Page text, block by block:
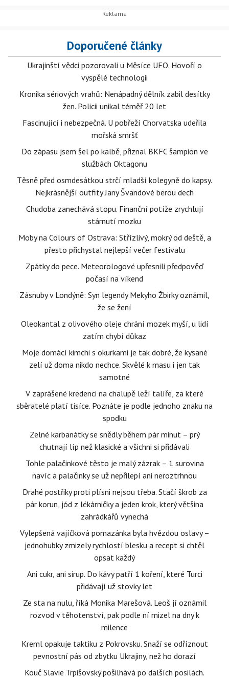
Doporučené články
Ukrajinští vědci pozorovali u Měsíce UFO. Hovoří o
vyspělé technologii
Kronika sériových vrahů: Nenápadný dělník zabil desítky
žen. Policii unikal téměř 20 let
Fascinující i nebezpečná. U pobřeží Chorvatska udeřila
mořská smršť
Do zápasu jsem šel po kalbě, přiznal BKFC šampion ve
službách Oktagonu
Těsně před osmdesátkou strčí mladší kolegyně do kapsy.
Nejkrásnější outfity Jany Švandové berou dech
Chudoba zanechává stopu. Finanční potíže zrychlují
stárnutí mozku
Moby na Colours of Ostrava: Střízlivý, mokrý od deště, a
přesto přichystal nejlepší večer festivalu
Zpátky do pece. Meteorologové upřesnili předpověď
počasí na víkend
Zásnuby v Londýně: Syn legendy Mekyho Žbirky oznámil,
že se žení
Oleokantal z olivového oleje chrání mozek myší, u lidí
zatím chybí důkaz
Moje domácí kimchi s okurkami je tak dobré, že kysané
zelí už doma nikdo nechce. Skvělé k masu i jen tak
samotné
V zaprášené kredenci na chalupě leží talíře, za které
sběratelé platí tisíce. Poznáte je podle jednoho znaku na
spodku
Zelné karbanátky se snědly během pár minut – prý
chutnají líp než klasické a všichni si přidávali
Tohle palačinkové těsto je malý zázrak – 1 surovina
navíc a palačinky se už nepřilepí ani neroztrhnou
Drahé postřiky proti plísni nejsou třeba. Stačí škrob za
pár korun, jód z lékárničky a jeden krok, který většina
zahrádkářů vynechá
Vylepšená vajíčková pomazánka byla hvězdou oslavy –
jednohubky zmizely rychlostí blesku a recept si chtěl
opsat každý
Ani cukr, ani sirup. Do kávy patří 1 koření, které Turci
přidávají už stovky let
Ze sta na nulu, říká Monika Marešová. Leoš jí oznámil
rozvod v těhotenství, pak podle ní mizel na dny k
milence
Kreml opakuje taktiku z Pokrovsku. Snaží se odříznout
pevnostní pás od zbytku Ukrajiny, než ho dorazí
Kouč Slavie Trpišovský pošilhává po dalších posilách.